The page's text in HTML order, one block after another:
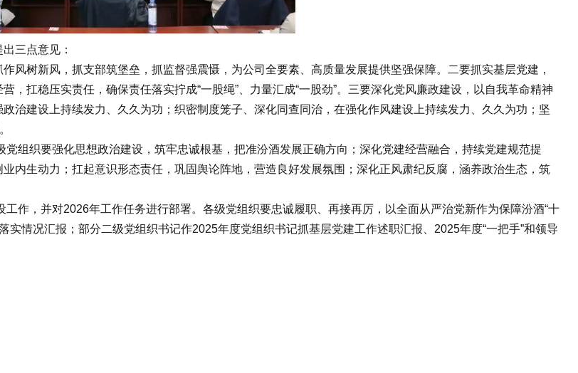
三点意见：
树新风，抓支部筑堡垒，抓监督强震慑，为公司全要素、高质量发展提供坚强保障。二要抓实基层党建，
，扛稳压实责任，确保责任落实拧成“一股绳”、力量汇成“一股劲”。三要深化党风廉政建设，以自我革命精神
治建设上持续发力、久久为功；织密制度笼子、深化同查同治，在强化作风建设上持续发力、久久为功；坚
织要强化思想政治建设，筑牢忠诚根基，把准汾酒发展正确方向；深化党建经营融合，持续党建规范提
内生动力；扛起意识形态责任，巩固舆论阵地，营造良好发展氛围；深化正风肃纪反腐，涵养政治生态，筑
，并对2026年工作任务进行部署。各级党组织要忠诚履职、再接再厉，以全面从严治党新作为保障汾酒“十
情况汇报；部分二级党组织书记作2025年度党组织书记抓基层党建工作述职汇报、2025年度“一把手”和领导